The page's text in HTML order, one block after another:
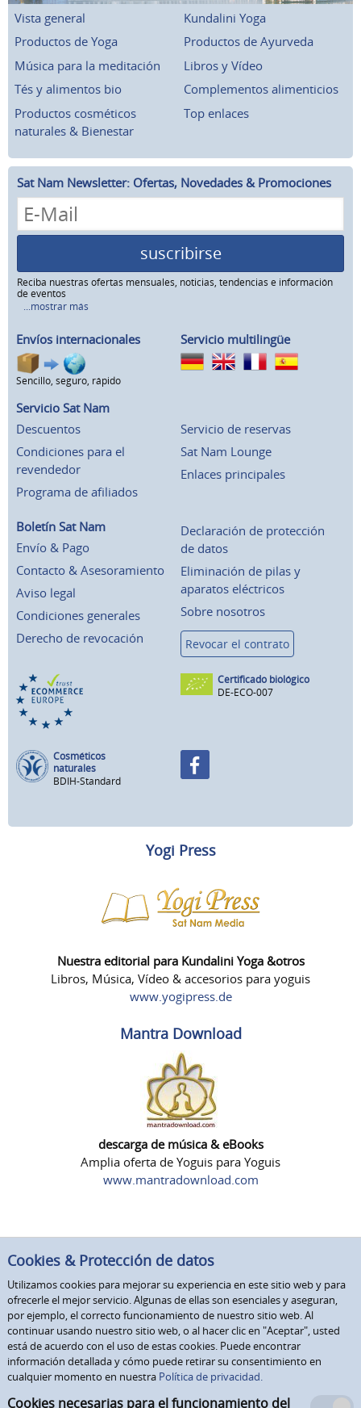
Vista general
Kundalini Yoga
Productos de Yoga
Productos de Ayurveda
Música para la meditación
Libros y Vídeo
Tés y alimentos bio
Complementos alimenticios
Productos cosméticos
naturales & Bienestar
Top enlaces
Sat Nam Newsletter: Ofertas, Novedades & Promociones
suscribirse
Reciba nuestras ofertas mensuales, noticias, tendencias e información
de eventos
...mostrar más
Envíos internacionales
Sencillo, seguro, rápido
Servicio multilingüe
Servicio Sat Nam
Descuentos
Condiciones para el
revendedor
Programa de afiliados
Servicio de reservas
Sat Nam Lounge
Enlaces principales
Boletín Sat Nam
Envío & Pago
Contacto & Asesoramiento
Aviso legal
Condiciones generales
Derecho de revocación
Declaración de protección
de datos
Eliminación de pilas y
aparatos eléctricos
Sobre nosotros
Revocar el contrato
Certificado biológico
DE-ECO-007
Cosméticos
naturales
BDIH-Standard
Yogi Press
Nuestra editorial para Kundalini Yoga &otros
Libros, Música, Vídeo & accesorios para yoguis
www.yogipress.de
Mantra Download
descarga de música & eBooks
Amplia oferta de Yoguis para Yoguis
www.mantradownload.com
Cookies & Protección de datos
Utilizamos cookies para mejorar su experiencia en este sitio web y para
ofrecerle el mejor servicio. Algunas de ellas son esenciales y aseguran,
por ejemplo, el correcto funcionamiento de nuestro sitio web. Al
continuar usando nuestro sitio web, o al hacer clic en "Aceptar", usted
está de acuerdo con el uso de estas cookies. Puede encontrar
información detallada y cómo puede retirar su consentimiento en
cualquier momento en nuestra Política de privacidad.
Cookies necesarias para el funcionamiento del